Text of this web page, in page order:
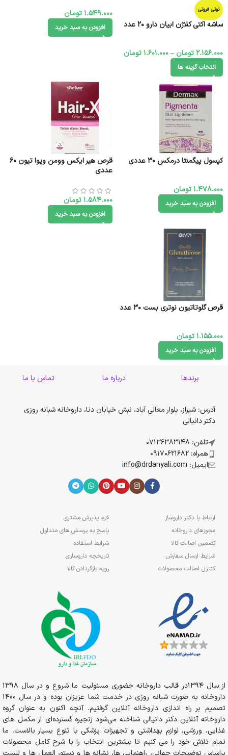
توتی فروتی
ساشه اکتی کلاژن ابیان دارو 20 عدد
2.156.000تومان –
1.601.000تومان
انتخاب گزینه ها
1.549.000تومان
افزودن به سبد خرید
کپسول پیگمنتا درمکس 30 عددی
1.478.000تومان
افزودن به سبد خرید
قرص هیر ایکس وومن ویوا تیون 60
عددی
1.584.000تومان
افزودن به سبد خرید
قرص گلوتاتیون نوتری بست 30 عدد
1.155.000تومان
افزودن به سبد خرید
برندها درباره ما تماس با ما
آدرس: شیراز، بلوار معالی آباد، نبش خیابان دنا، داروخانه شبانه روزی
دکتر دانیالی
تلفن: 07136383148
همراه: 09170621682
ایمیل: info@drdanyali.com
ارتباط با دکتر داروساز
مجوزهای داروخانه
تضمین اصالت کالا
شرایط ارسال سفارش
کنترل اصالت محصولات
فرم پذیرش مشتری
پاسخ به پرسش های متداول
شرایط استفاده
تاریخچه داروسازی
رویه بازگردادن کالا
از سال 1394در قالب داروخانه حضوری مسئولیت ما شروع و در سال 1398
داروخانه به صورت شبانه روزی در خدمت شما عزیزان بوده و در سال 1400
تصمیم بر راه اندازی داروخانه آنلاین گرفتیم. آنچه اکنون به عنوان گروه
داروخانه آنلاین دکتر دانیالی شناخته می‌شود زنجیره گسترده‌ای از مکمل های
غذایی، ورزشی، لوازم بهداشتی و تجهیزات پزشکی با تنوع بسیار بالاست. ما
تمام تلاش خود را می کنیم تا بیشترین انتخاب را با شرح کامل محصولات